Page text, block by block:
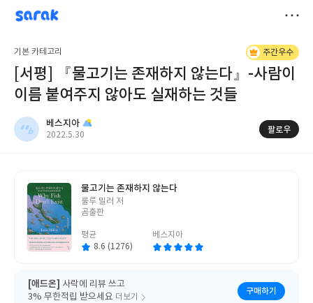
sarak
베스지아
저
장
기본 카테고리 주간우수
[서평] 『물고기는 존재하지 않는다』-사람이
이름 붙여주지 않아도 실재하는 것들
베스지아
작
2022.5.30
팔로우
물고기는 존재하지 않는다
글
쓴
룰루 밀러 저
곰출판
평균
8.6 (1276)
베스지아
[애드온] 사락에 리뷰 쓰고
3% 무한적립 받으세요 더보기
구매하기